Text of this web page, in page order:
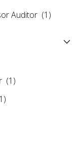
Auditor (1)
(1)